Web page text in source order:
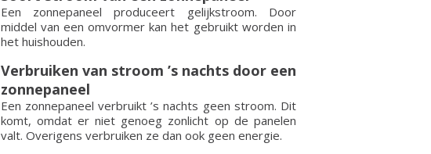
Een zonnepaneel produceert gelijkstroom. Door
middel van een omvormer kan het gebruikt worden in
het huishouden.
Verbruiken van stroom ’s nachts door een
zonnepaneel
Een zonnepaneel verbruikt ’s nachts geen stroom. Dit
komt, omdat er niet genoeg zonlicht op de panelen
valt. Overigens verbruiken ze dan ook geen energie.